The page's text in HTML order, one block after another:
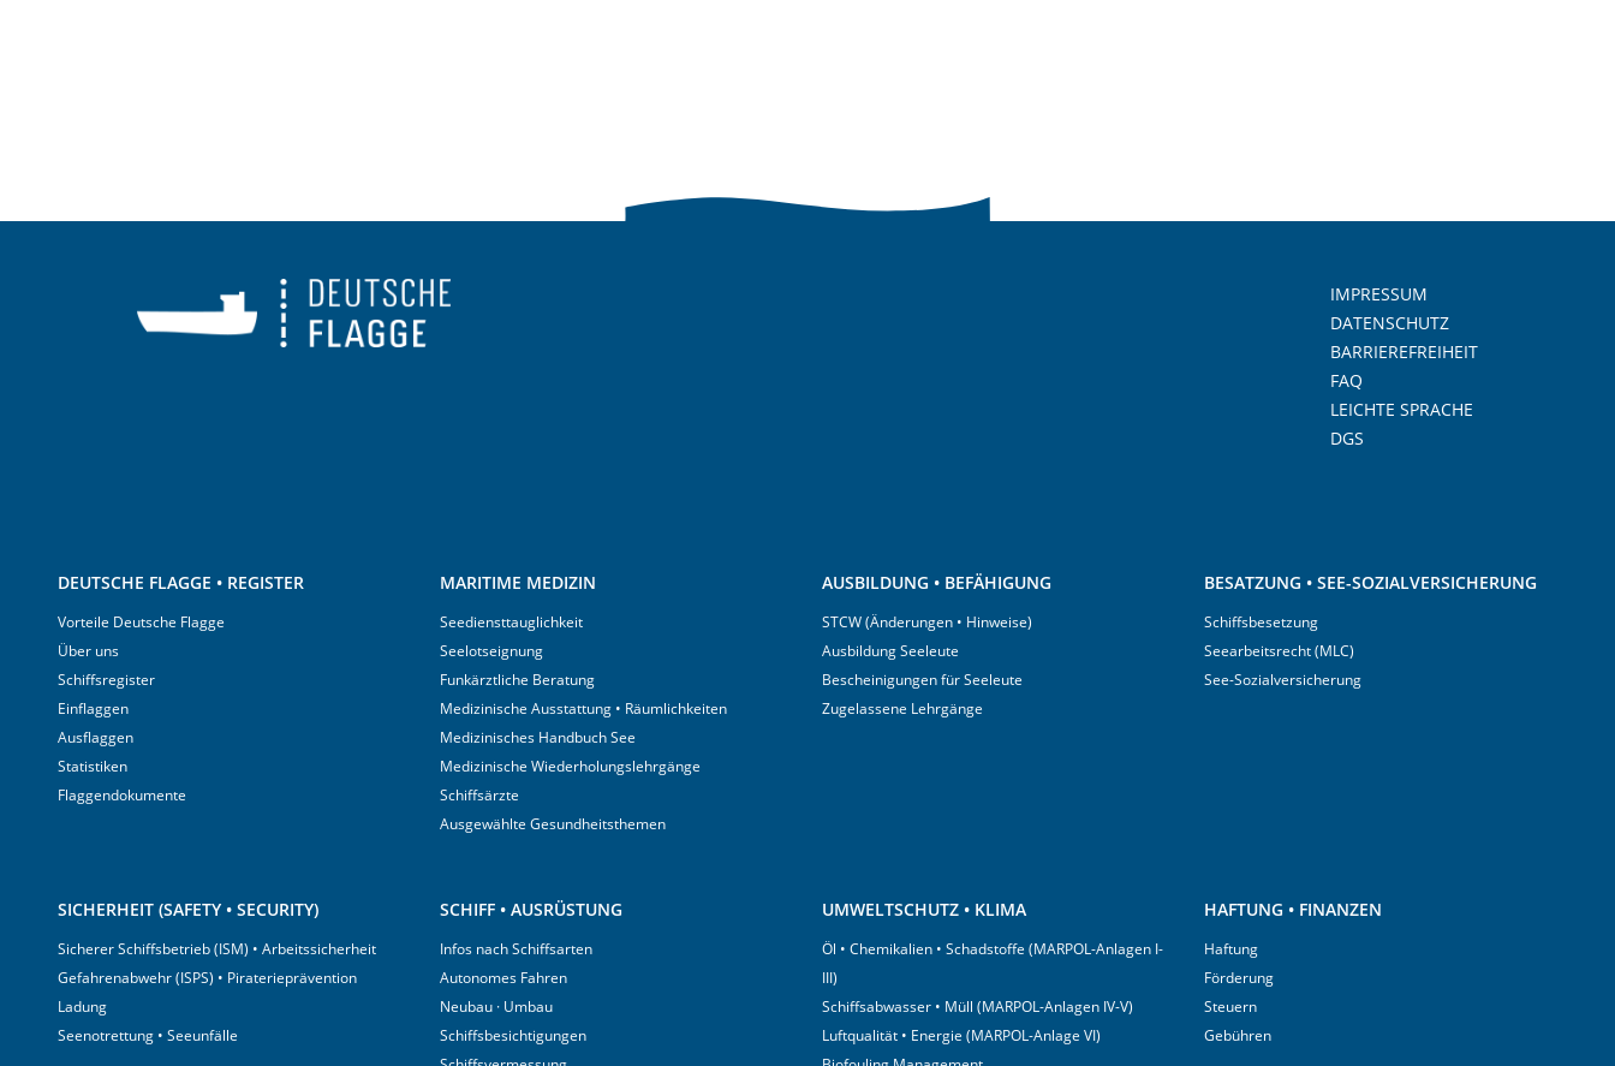
IMPRESSUM
DATENSCHUTZ
BARRIEREFREIHEIT
FAQ
LEICHTE SPRACHE
DGS
DEUTSCHE FLAGGE • REGISTER
Vorteile Deutsche Flagge
Über uns
Schiffsregister
Einflaggen
Ausflaggen
Statistiken
Flaggendokumente
MARITIME MEDIZIN
Seediensttauglichkeit
Seelotseignung
Funkärztliche Beratung
Medizinische Ausstattung • Räumlichkeiten
Medizinisches Handbuch See
Medizinische Wiederholungslehrgänge
Schiffsärzte
Ausgewählte Gesundheitsthemen
AUSBILDUNG • BEFÄHIGUNG
STCW (Änderungen • Hinweise)
Ausbildung Seeleute
Bescheinigungen für Seeleute
Zugelassene Lehrgänge
BESATZUNG • SEE-SOZIALVERSICHERUNG
Schiffsbesetzung
Seearbeitsrecht (MLC)
See-Sozialversicherung
SICHERHEIT (SAFETY • SECURITY)
Sicherer Schiffsbetrieb (ISM) • Arbeitssicherheit
Gefahrenabwehr (ISPS) • Piraterieprävention
Ladung
Seenotrettung • Seeunfälle
SCHIFF • AUSRÜSTUNG
Infos nach Schiffsarten
Autonomes Fahren
Neubau · Umbau
Schiffsbesichtigungen
UMWELTSCHUTZ • KLIMA
Öl • Chemikalien • Schadstoffe (MARPOL-Anlagen I-
III)
Schiffsabwasser • Müll (MARPOL-Anlagen IV-V)
Luftqualität • Energie (MARPOL-Anlage VI)
HAFTUNG • FINANZEN
Haftung
Förderung
Steuern
Gebühren